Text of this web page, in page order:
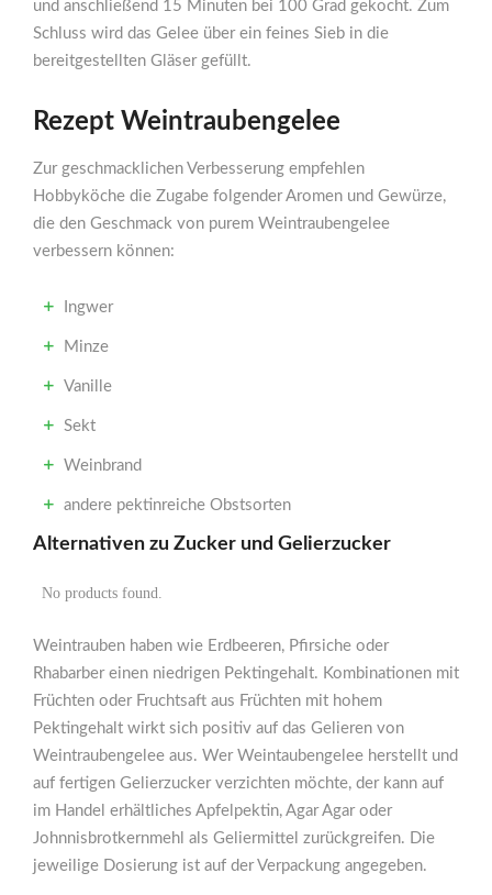
und anschließend 15 Minuten bei 100 Grad gekocht. Zum
Schluss wird das Gelee über ein feines Sieb in die
bereitgestellten Gläser gefüllt.
Rezept Weintraubengelee
Zur geschmacklichen Verbesserung empfehlen
Hobbyköche die Zugabe folgender Aromen und Gewürze,
die den Geschmack von purem Weintraubengelee
verbessern können:
Ingwer
Minze
Vanille
Sekt
Weinbrand
andere pektinreiche Obstsorten
Alternativen zu Zucker und Gelierzucker
No products found.
Weintrauben haben wie Erdbeeren, Pfirsiche oder
Rhabarber einen niedrigen Pektingehalt. Kombinationen mit
Früchten oder Fruchtsaft aus Früchten mit hohem
Pektingehalt wirkt sich positiv auf das Gelieren von
Weintraubengelee aus. Wer Weintaubengelee herstellt und
auf fertigen Gelierzucker verzichten möchte, der kann auf
im Handel erhältliches Apfelpektin, Agar Agar oder
Johnnisbrotkernmehl als Geliermittel zurückgreifen. Die
jeweilige Dosierung ist auf der Verpackung angegeben.